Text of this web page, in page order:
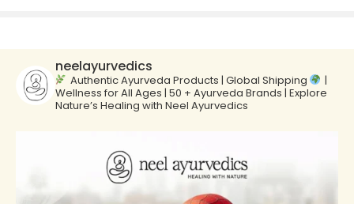
neelayurvedics
Authentic Ayurveda Products | Global Shipping
|
Wellness for All Ages | 50 + Ayurveda Brands | Explore
Nature’s Healing with Neel Ayurvedics